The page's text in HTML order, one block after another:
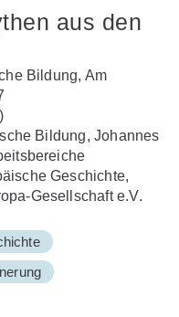
aus den
Bildung, Am
Bildung, Johannes
Geschichte,
Gesellschaft e.V.